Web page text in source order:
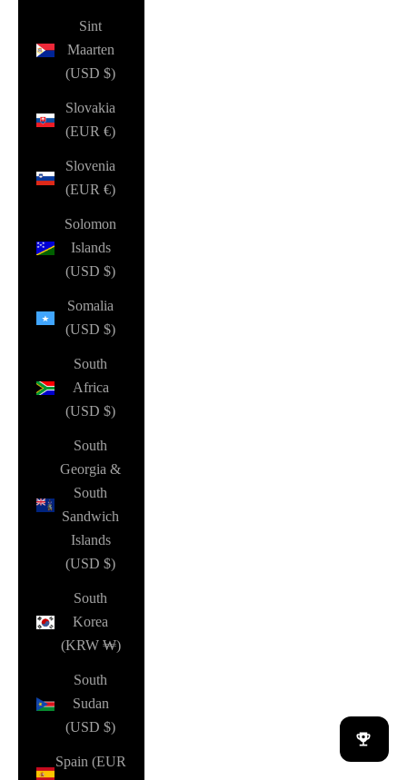
Sint
Maarten
(USD $)
Slovakia
(EUR €)
Slovenia
(EUR €)
Solomon
Islands
(USD $)
Somalia
(USD $)
South
Africa
(USD $)
South
Georgia &
South
Sandwich
Islands
(USD $)
South
Korea
(KRW ₩)
South
Sudan
(USD $)
Spain (EUR